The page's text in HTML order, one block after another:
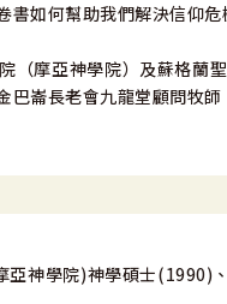
書如何幫助我們解決信仰危
（摩亞神學院）及蘇格蘭
崙長老會九龍堂顧問牧師
神學院)神學碩士(1990)